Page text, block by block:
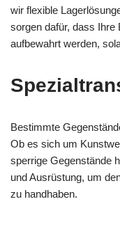
wir flexible
sorgen dafür, dass
aufbewahrt werden,
Bestimmte
Ob es sich um
sperrige Gegenstände
und Ausrüstung, um
zu handhaben.